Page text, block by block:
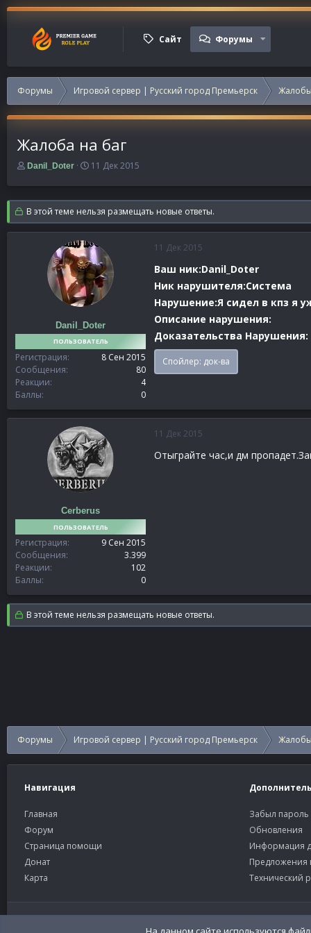
Сайт Форумы
Форумы Игровой сервер | Русский город Премьерск
Жалоба на баг
А
т
о
р
т
Danil_Doter
Д
т
а
н
а
ч
а
л
а
11 Дек 2015
В этой теме нельзя размещать новые ответы.
Danil_Doter
ПОЛЬЗОВАТЕЛЬ
Регистрация
8 Сен 2015
Сообщения
80
Реакции
4
Баллы
0
11 Дек 2015
Ваш ник:Danil_Doter
Ник нарушителя:Cистема
Нарушение:Я сидел в кпз я
Описание нарушения:
Доказательства Нарушения:
Спойлер: док-ва
Cerberus
ПОЛЬЗОВАТЕЛЬ
Регистрация
9 Сен 2015
Сообщения
3.399
Реакции
102
Баллы
0
11 Дек 2015
Отыграйте час,и дм
В этой теме нельзя размещать новые ответы.
Форумы Игровой сервер | Русский город Премьерск
Навигация
Главная
Форум
Страница помощи
Донат
Карта
Забыл пароль
Обновления
Информация
Предложения
Технический
Russian (RU)